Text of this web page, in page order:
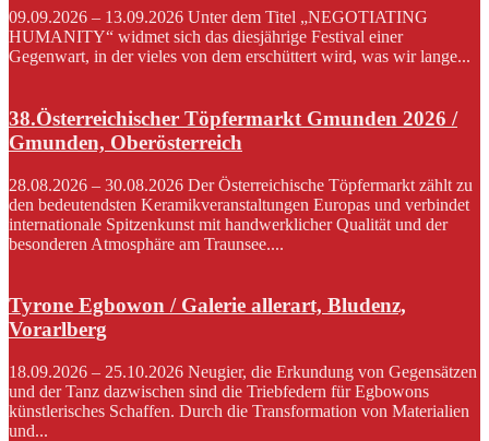
09.09.2026 – 13.09.2026 Unter dem Titel „NEGOTIATING
HUMANITY“ widmet sich das diesjährige Festival einer
Gegenwart, in der vieles von dem erschüttert wird, was wir lange...
38.Österreichischer Töpfermarkt Gmunden 2026 /
Gmunden, Oberösterreich
28.08.2026 – 30.08.2026 Der Österreichische Töpfermarkt zählt zu
den bedeutendsten Keramikveranstaltungen Europas und verbindet
internationale Spitzenkunst mit handwerklicher Qualität und der
besonderen Atmosphäre am Traunsee....
Tyrone Egbowon / Galerie allerart, Bludenz,
Vorarlberg
18.09.2026 – 25.10.2026 Neugier, die Erkundung von Gegensätzen
und der Tanz dazwischen sind die Triebfedern für Egbowons
künstlerisches Schaffen. Durch die Transformation von Materialien
und...